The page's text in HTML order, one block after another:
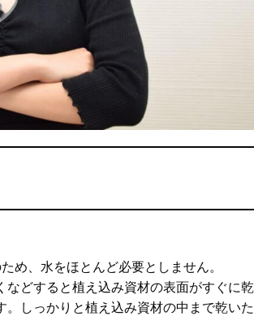
め、水をほとんど必要としません。
どすると植え込み資材の表面がすぐに乾
しっかりと植え込み資材の中まで乾いた